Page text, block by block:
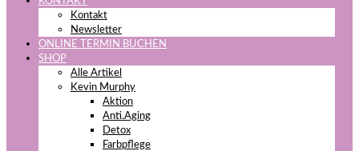
Kontakt
Newsletter
ONLINE TERMIN BUCHEN
SHOP
Alle Artikel
Kevin Murphy
Aktion
Anti.Aging
Detox
Farbpflege